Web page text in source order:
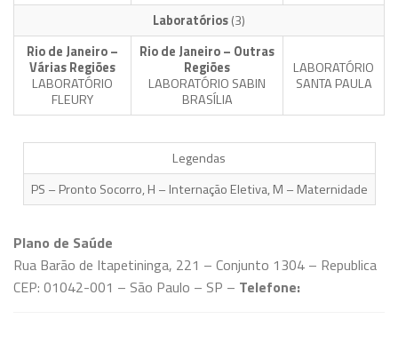
Laboratórios(3)
Rio de Janeiro –
Várias Regiões
LABORATÓRIO
FLEURY
Rio de Janeiro – Outras
Regiões
LABORATÓRIO SABIN
BRASÍLIA
LABORATÓRIO
SANTA PAULA
Legendas
PS – Pronto Socorro, H – Internação Eletiva, M – Maternidade
Plano de Saúde
Rua Barão de Itapetininga, 221 – Conjunto 1304 – Republica
CEP: 01042-001 – São Paulo – SP – Telefone: